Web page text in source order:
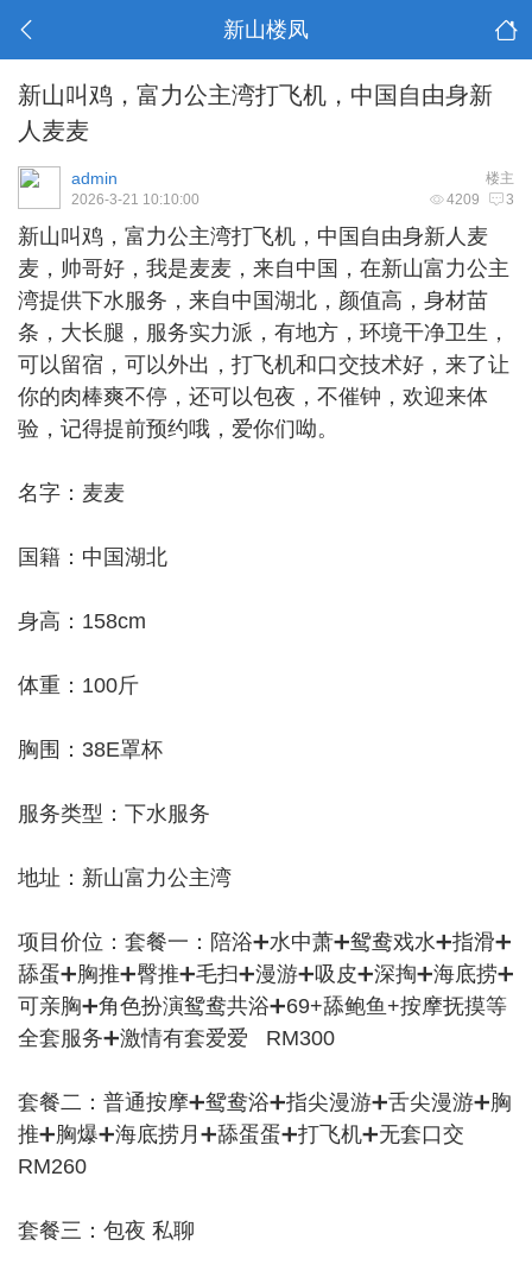
新山楼凤
新山叫鸡，富力公主湾打飞机，中国自由身新
人麦麦
楼主
admin
4209 3
2026-3-21 10:10:00
新山叫鸡 ，富力公主湾打飞机，中国自由身新人麦
麦，帅哥好，我是麦麦，来自中国，在新山富力公主
湾提供下水服务，来自中国湖北，颜值高，身材苗
条，大长腿，服务实力派，有地方，环境干净卫生，
可以留宿，可以外出，打飞机和口交技术好，来了让
你的肉棒爽不停，还可以包夜，不催钟，欢迎来体
验，记得提前预约哦，爱你们呦。
名字：麦麦
国籍：中国湖北
身高：158cm
体重：100斤
胸围：38E罩杯
服务类型：下水服务
地址：新山富力公主湾
项目价位：套餐一：陪浴➕水中萧➕鸳鸯戏水➕指滑➕
舔蛋➕胸推➕臀推➕毛扫➕漫游➕吸皮➕深掏➕海底捞➕
可亲胸➕角色扮演鸳鸯共浴➕69+舔鲍鱼+按摩抚摸等
全套服务➕激情有套爱爱 RM300
套餐二：普通按摩➕鸳鸯浴➕指尖漫游➕舌尖漫游➕胸
推➕胸爆➕海底捞月➕舔蛋蛋➕打飞机➕无套口交
RM260
套餐三：包夜 私聊